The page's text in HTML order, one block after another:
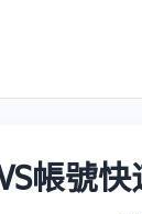
帳號快